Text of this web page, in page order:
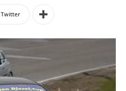
Twitter